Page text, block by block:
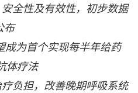
全性及有效性，初步数据
布
成为首个实现每半年给药
体疗法
负担，改善晚期呼吸系统